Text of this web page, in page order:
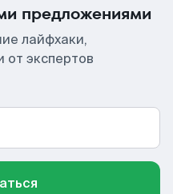
предложениями
лайфхаки,
экспертов